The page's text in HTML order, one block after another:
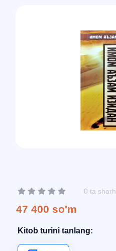
0 ta sharh
47 400 so'm
Kitob turini tanlang: